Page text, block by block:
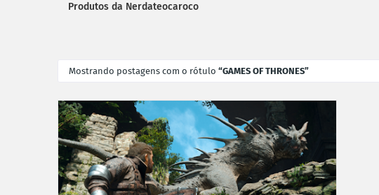
Produtos da Nerdateocaroco
Mostrando postagens com o rótulo GAMES OF THRONES